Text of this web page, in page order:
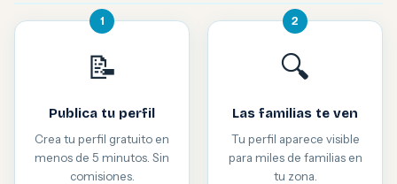
1
📝
Publica tu perfil
Crea tu perfil gratuito en
menos de 5 minutos. Sin
comisiones.
2
🔍
Las familias te ven
Tu perfil aparece visible
para miles de familias en
tu zona.